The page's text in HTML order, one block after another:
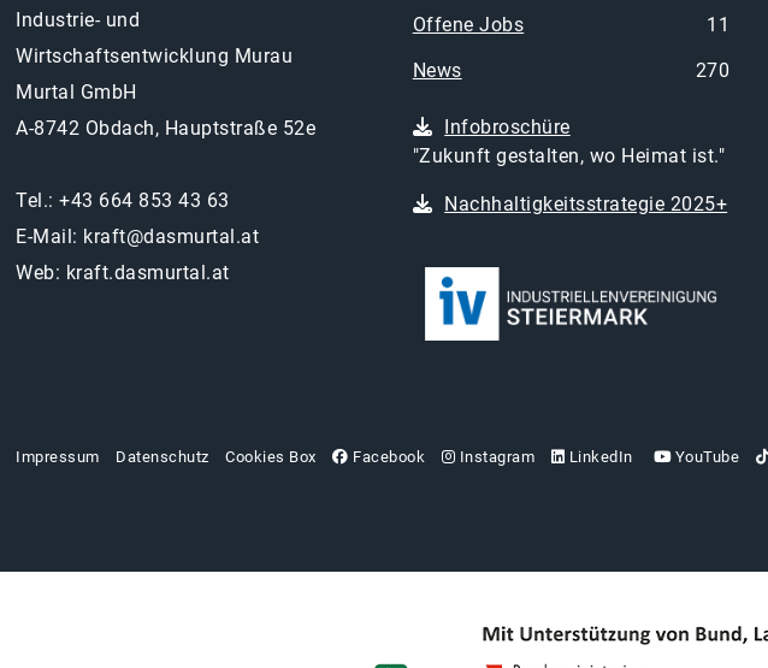
Industrie- und
Wirtschaftsentwicklung Murau
Murtal GmbH
A-8742 Obdach, Hauptstraße 52e
Tel.:+43 664 853 43 63
E-Mail: kraft@dasmurtal.at
Web: kraft.dasmurtal.at
Offene Jobs
11
News
270
Infobroschüre
"Zukunft gestalten, wo Heimat ist."
Nachhaltigkeitsstrategie 2025+
Impressum Datenschutz Cookies Box Facebook Instagram LinkedIn YouTube